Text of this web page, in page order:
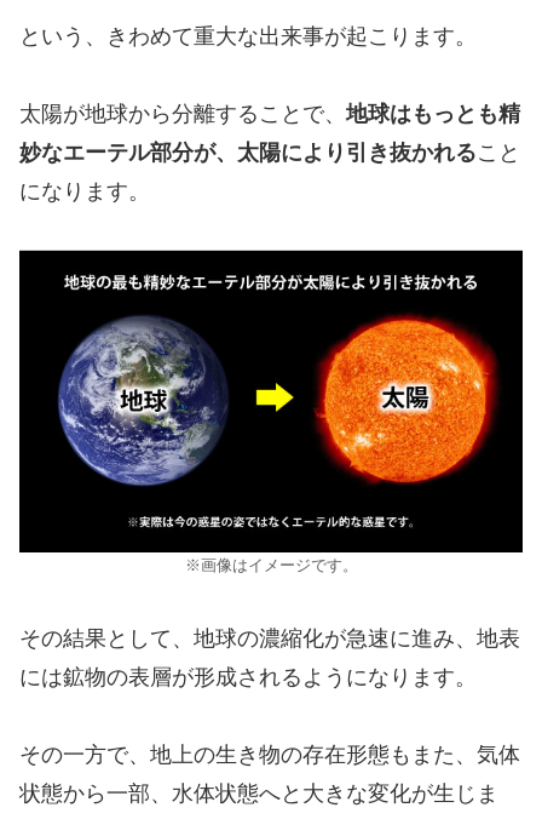
という、きわめて重大な出来事が起こります。
太陽が地球から分離することで、地球はもっとも精
妙なエーテル部分が、太陽により引き抜かれること
になります。
※画像はイメージです。
その結果として、地球の濃縮化が急速に進み、地表
には鉱物の表層が形成されるようになります。
その一方で、地上の生き物の存在形態もまた、気体
状態から一部、水体状態へと大きな変化が生じま